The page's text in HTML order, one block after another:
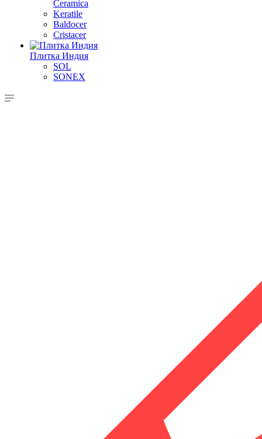
Ceramica
Keratile
Baldocer
Cristacer
Плитка Индия
SOL
SONEX